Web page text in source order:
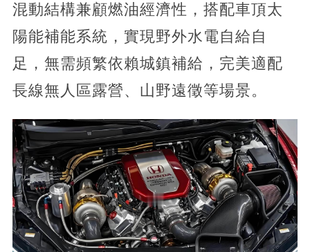
混動結構兼顧燃油經濟性，搭配車頂太
陽能補能系統，實現野外水電自給自
足，無需頻繁依賴城鎮補給，完美適配
長線無人區露營、山野遠徵等場景。